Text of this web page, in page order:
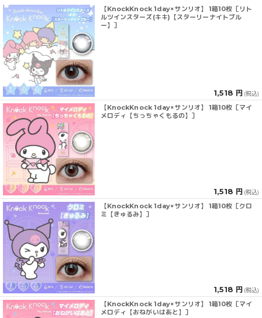
【KnockKnock 1day×サンリオ】 1箱10枚［リト
ルツインスターズ(キキ)【スターリーナイトブル
ー】］
1,518 円 (税込)
【KnockKnock 1day×サンリオ】 1箱10枚［マイ
メロディ【ちっちゃくもるの】］
1,518 円 (税込)
【KnockKnock 1day×サンリオ】 1箱10枚［クロ
ミ【きゅるみ】］
1,518 円 (税込)
【KnockKnock 1day×サンリオ】 1箱10枚［マイ
メロディ【おねがいはあと】］